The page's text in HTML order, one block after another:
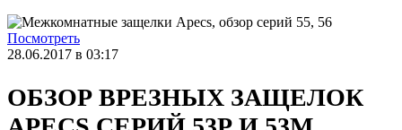
Посмотреть
28.06.2017 в 03:17
ОБЗОР ВРЕЗНЫХ ЗАЩЕЛОК